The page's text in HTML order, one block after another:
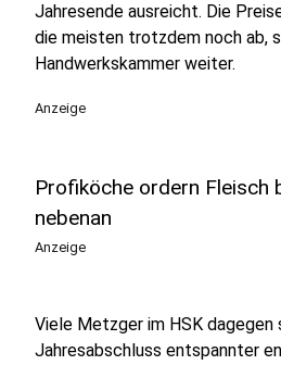
Jahresende ausreicht. Die
die meisten trotzdem noch ab,
Handwerkskammer weiter.
Anzeige
Profiköche ordern Fleisch
nebenan
Anzeige
Viele Metzger im HSK dagegen
Jahresabschluss entspannter